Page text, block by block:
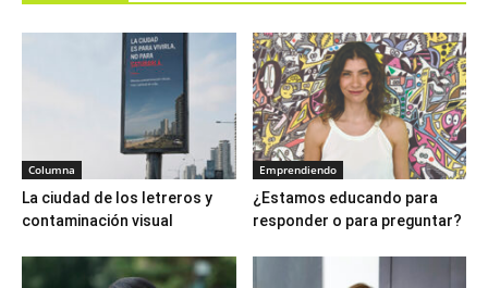
Columna
La ciudad de los letreros y
contaminación visual
Emprendiendo
¿Estamos educando para
responder o para preguntar?